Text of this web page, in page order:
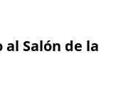
al Salón de la